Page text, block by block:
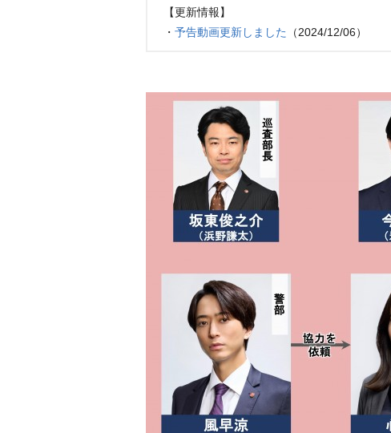
【更新情報】
・ 予告動画更新しました （2024/12/06）